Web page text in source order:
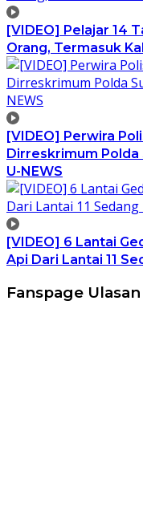
[VIDEO] Pelajar 14
Orang, Termasuk
[VIDEO] Perwira
Dirreskrimum Polda
U-NEWS
[VIDEO] 6 Lantai
Api Dari Lantai 11
Fanspage